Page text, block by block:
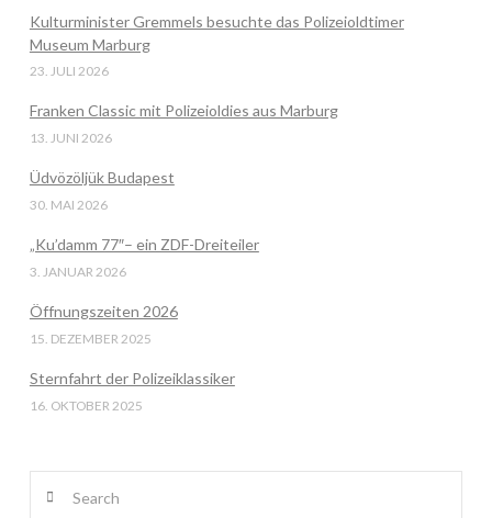
VIEW POST
Kulturminister Gremmels besuchte das Polizeioldtimer
Museum Marburg
23. JULI 2026
Franken Classic mit Polizeioldies aus Marburg
13. JUNI 2026
Üdvözöljük Budapest
30. MAI 2026
„Ku’damm 77″– ein ZDF-Dreiteiler
3. JANUAR 2026
Öffnungszeiten 2026
15. DEZEMBER 2025
Sternfahrt der Polizeiklassiker
16. OKTOBER 2025